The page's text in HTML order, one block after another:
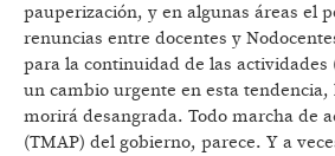
pauperización, y en algunas áreas el
renuncias entre docentes y
para la continuidad de las actividades
un cambio urgente en esta
morirá desangrada. Todo marcha de
(TMAP) del gobierno, parece. Y a